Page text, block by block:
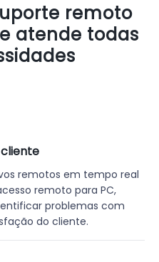
remoto
atende todas
remotos em tempo real
remoto para PC,
problemas com
do cliente.